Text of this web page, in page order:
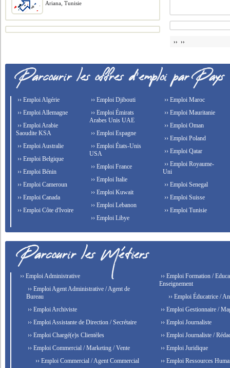
›› ››
Ariana, Tunisie
›› Emploi Algérie
›› Emploi Allemagne
›› Emploi Arabie
Saoudite KSA
›› Emploi Australie
›› Emploi Belgique
›› Emploi Bénin
›› Emploi Cameroun
›› Emploi Canada
›› Emploi Côte d'Ivoire
›› Emploi Djibouti
›› Emploi Émirats
Arabes Unis UAE
›› Emploi Espagne
›› Emploi États-Unis
USA
›› Emploi France
›› Emploi Italie
›› Emploi Kuwait
›› Emploi Lebanon
›› Emploi Libye
›› Emploi Maroc
›› Emploi Mauritanie
›› Emploi Oman
›› Emploi Poland
›› Emploi Qatar
›› Emploi Royaume-
Uni
›› Emploi Senegal
›› Emploi Suisse
›› Emploi Tunisie
›› Emploi Administrative
›› Emploi Agent Administrative / Agent de
Bureau
›› Emploi Archiviste
›› Emploi Assistante de Direction / Secrétaire
›› Emploi Chargé(e)s Clientèles
›› Emploi Commercial / Marketing / Vente
›› Emploi Commercial / Agent Commercial
›› Emploi Formation /
Enseignement
›› Emploi Éducatrice /
›› Emploi Gestionnaire /
›› Emploi Journaliste
›› Emploi Journaliste /
›› Emploi Juridique
›› Emploi Ressources